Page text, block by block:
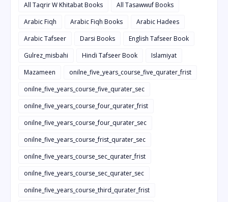
All Taqrir W Khitabat Books
All Tasawwuf Books
Arabic Fiqh
Arabic Fiqh Books
Arabic Hadees
Arabic Tafseer
Darsi Books
English Tafseer Book
Gulrez_misbahi
Hindi Tafseer Book
Islamiyat
Mazameen
onilne_five_years_course_five_qurater_frist
onilne_five_years_course_five_qurater_sec
onilne_five_years_course_four_qurater_frist
onilne_five_years_course_four_qurater_sec
onilne_five_years_course_frist_qurater_sec
onilne_five_years_course_sec_qurater_frist
onilne_five_years_course_sec_qurater_sec
onilne_five_years_course_third_qurater_frist